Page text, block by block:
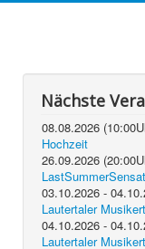
Nächste
08.08.2026(10:00
Hochzeit
26.09.2026(20:00
03.10.2026-
Lautertaler
04.10.2026-
Lautertaler